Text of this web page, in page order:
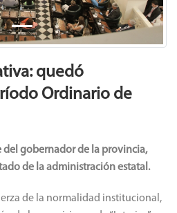
quedó
Ordinario de
del gobernador de la provincia,
de la administración estatal.
de la normalidad institucional,